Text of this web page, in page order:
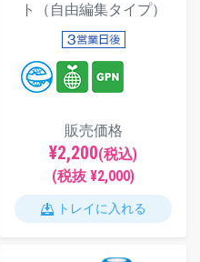
ト（自由編集タイプ）
販売価格
¥2,200(税込)
(税抜 ¥2,000)
トレイに入れる